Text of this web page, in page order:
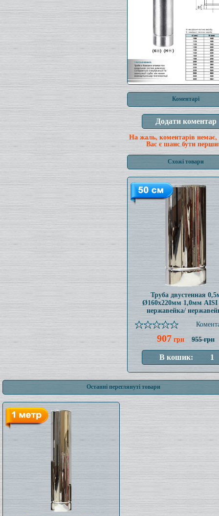
Коментарі
На жаль, коментарів немає,
Вас є шанс бути
Схожі товари
Труба двустенная
Ø160x220мм 1,0мм AISI
нержавейка/
907 грн 955 грн
Останні переглянуті товари